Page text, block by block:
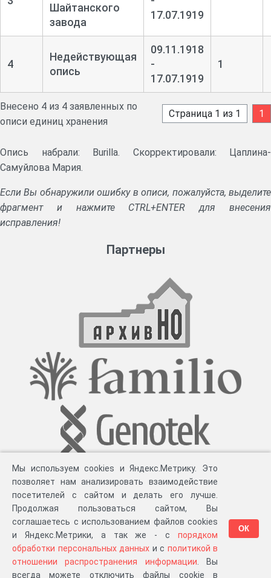
Шайтанского
завода
17.07.1919
4
Недействующая
опись
09.11.1918
-
17.07.1919
1
Внесено 4 из 4 заявленных по
описи единиц хранения
Страница 1 из 1 1
Опись набрали: Burilla. Скорректировали: Цаплина-
Самуйлова Мария.
Если Вы обнаружили ошибку в описи, пожалуйста, выделите
фрагмент и нажмите CTRL+ENTER для внесения
исправления!
Партнеры
Разработка компании «Великіе предки», 2023-2026 гг. Блог.Суть проекта
Персональные данные.Распространение информации . ЧаВО. Сборка 111.35
Мы используем cookies и Яндекс.Метрику. Это
позволяет нам анализировать взаимодействие
посетителей с сайтом и делать его лучше.
Продолжая пользоваться сайтом, Вы
соглашаетесь с использованием файлов cookies
и Яндекс.Метрики, а так же - с порядком
обработки персональных данных и с политикой в
отношении распространения информации . Вы
всегда можете отключить файлы cookie в
ОК